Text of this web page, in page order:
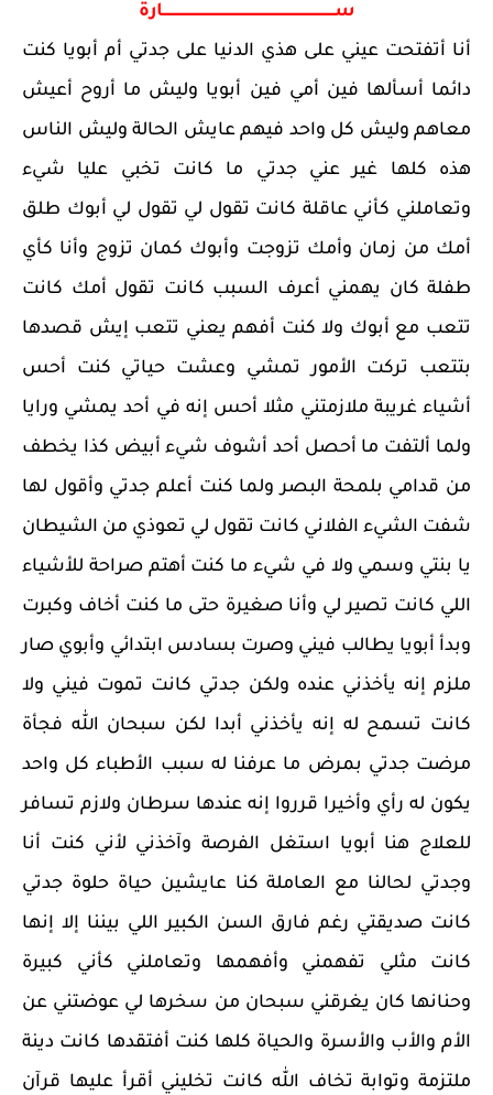
ســــــــــــــــــــــــــــــــــــــــــــــــــــــــــــــــــــــــــــــارة
أنا أتفتحت عيني على هذي الدنيا على جدتي أم أبويا كنت
دائما أسألها فين أمي فين أبويا وليش ما أروح أعيش
معاهم وليش كل واحد فيهم عايش الحالة وليش الناس
هذه كلها غير عني جدتي ما كانت تخبي عليا شيء
وتعاملني كأني عاقلة كانت تقول لي تقول لي أبوك طلق
أمك من زمان وأمك تزوجت وأبوك كمان تزوج وأنا كأي
طفلة كان يهمني أعرف السبب كانت تقول أمك كانت
تتعب مع أبوك ولا كنت أفهم يعني تتعب إيش قصدها
بتتعب تركت الأمور تمشي وعشت حياتي كنت أحس
أشياء غريبة ملازمتني مثلا أحس إنه في أحد يمشي ورايا
ولما ألتفت ما أحصل أحد أشوف شيء أبيض كذا يخطف
من قدامي بلمحة البصر ولما كنت أعلم جدتي وأقول لها
شفت الشيء الفلاني كانت تقول لي تعوذي من الشيطان
يا بنتي وسمي ولا في شيء ما كنت أهتم صراحة للأشياء
اللي كانت تصير لي وأنا صغيرة حتى ما كنت أخاف وكبرت
وبدأ أبويا يطالب فيني وصرت بسادس ابتدائي وأبوي صار
ملزم إنه يأخذني عنده ولكن جدتي كانت تموت فيني ولا
كانت تسمح له إنه يأخذني أبدا لكن سبحان الله فجأة
مرضت جدتي بمرض ما عرفنا له سبب الأطباء كل واحد
يكون له رأي وأخيرا قرروا إنه عندها سرطان ولازم تسافر
للعلاج هنا أبويا استغل الفرصة وآخذني لأني كنت أنا
وجدتي لحالنا مع العاملة كنا عايشين حياة حلوة جدتي
كانت صديقتي رغم فارق السن الكبير اللي بيننا إلا إنها
كانت مثلي تفهمني وأفهمها وتعاملني كأني كبيرة
وحنانها كان يغرقني سبحان من سخرها لي عوضتني عن
الأم والأب والأسرة والحياة كلها كنت أفتقدها كانت دينة
ملتزمة وتوابة تخاف الله كانت تخليني أقرأ عليها قرآن